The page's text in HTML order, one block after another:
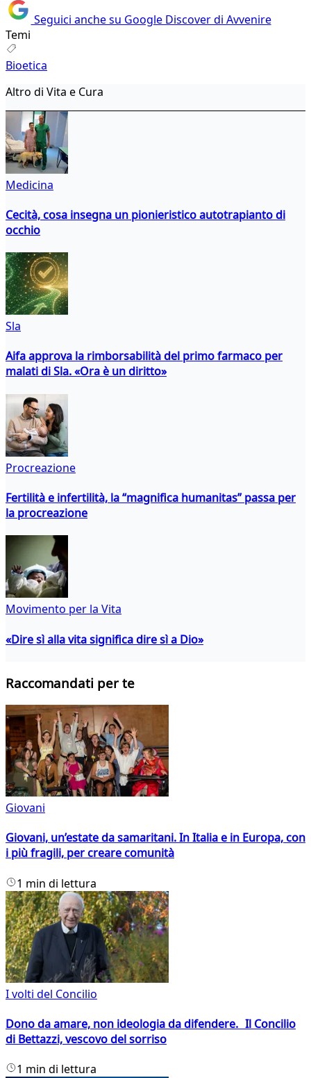
Seguici anche su Google Discover di Avvenire
Temi
Bioetica
Altro di Vita e Cura
Medicina
Cecità, cosa insegna un pionieristico autotrapianto di
occhio
Sla
Aifa approva la rimborsabilità del primo farmaco per
malati di Sla. «Ora è un diritto»
Procreazione
Fertilità e infertilità, la “magnifica humanitas” passa per
la procreazione
Movimento per la Vita
«Dire sì alla vita significa dire sì a Dio»
Raccomandati per te
Giovani
Giovani, un’estate da samaritani. In Italia e in Europa, con
i più fragili, per creare comunità
1 min di lettura
I volti del Concilio
Dono da amare, non ideologia da difendere. Il Concilio
di Bettazzi, vescovo del sorriso
1 min di lettura